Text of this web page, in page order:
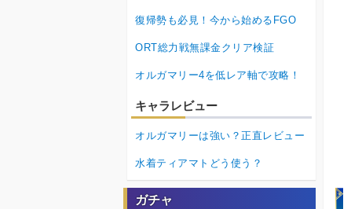
復帰勢も必見！今から始めるFGO
ORT総力戦無課金クリア検証
オルガマリー4を低レア軸で攻略！
キャラレビュー
オルガマリーは強い？正直レビュー
水着ティアマトどう使う？
ガチャ